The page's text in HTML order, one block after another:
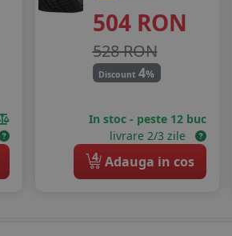
504 RON
528 RON
Discount4%
In stoc - peste 12 buc
livrare 2/3 zile
4 Adauga in cos